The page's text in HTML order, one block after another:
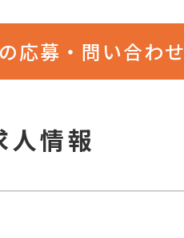
応募・問い合わせ
人情報